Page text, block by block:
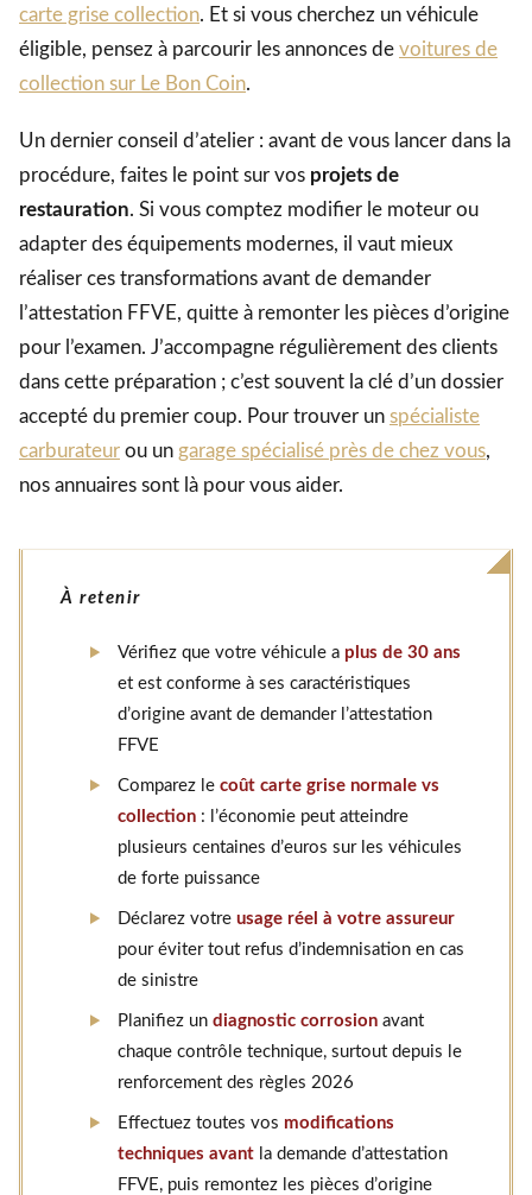
carte grise collection. Et si vous cherchez un véhicule
éligible, pensez à parcourir les annonces de voitures de
collection sur Le Bon Coin.
Un dernier conseil d’atelier : avant de vous lancer dans la
procédure, faites le point sur vos projets de
restauration. Si vous comptez modifier le moteur ou
adapter des équipements modernes, il vaut mieux
réaliser ces transformations avant de demander
l’attestation FFVE, quitte à remonter les pièces d’origine
pour l’examen. J’accompagne régulièrement des clients
dans cette préparation ; c’est souvent la clé d’un dossier
accepté du premier coup. Pour trouver un spécialiste
carburateur ou un garage spécialisé près de chez vous,
nos annuaires sont là pour vous aider.
À retenir
Vérifiez que votre véhicule a plus de 30 ans
et est conforme à ses caractéristiques
d’origine avant de demander l’attestation
FFVE
Comparez le coût carte grise normale vs
collection : l’économie peut atteindre
plusieurs centaines d’euros sur les véhicules
de forte puissance
Déclarez votre usage réel à votre assureur
pour éviter tout refus d’indemnisation en cas
de sinistre
Planifiez un diagnostic corrosion avant
chaque contrôle technique, surtout depuis le
renforcement des règles 2026
Effectuez toutes vos modifications
techniques avant la demande d’attestation
FFVE, puis remontez les pièces d’origine